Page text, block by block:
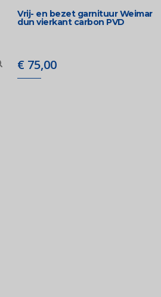
Vrij- en bezet garnituur Weimar
dun vierkant carbon PVD
€ 75,00